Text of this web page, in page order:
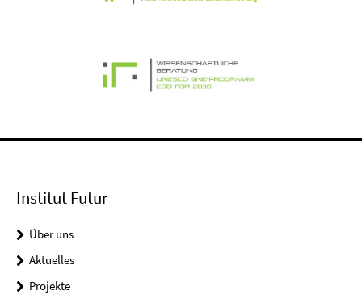
Institut Futur
Über uns
Aktuelles
Projekte